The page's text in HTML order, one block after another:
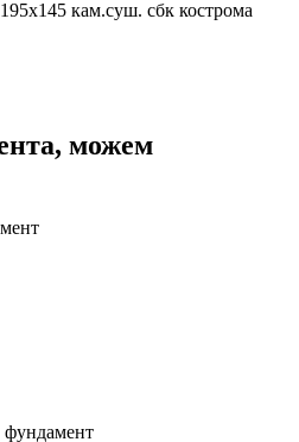
можем